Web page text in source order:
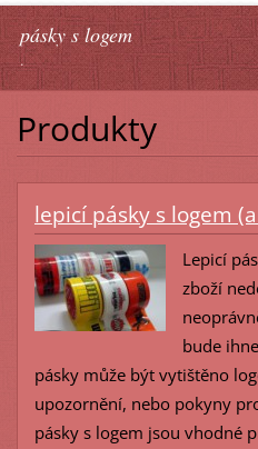
pásky s logem
.
Produkty
lepicí pásky s logem
Lepicí
zboží
bude
pásky může být vytištěno
upozornění, nebo pokyny
pásky s logem jsou vhodné